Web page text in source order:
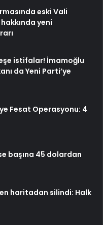
eski Vali
yeni
istifalar! İmamoğlu
da Yeni Parti’ye
Fesat Operasyonu: 4
başına 45 dolardan
haritadan silindi: Halk